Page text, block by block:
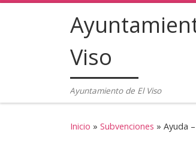
Saltar al contenido
Viso
Ayuntamiento de El Viso
Inicio » Subvenciones » Ayuda